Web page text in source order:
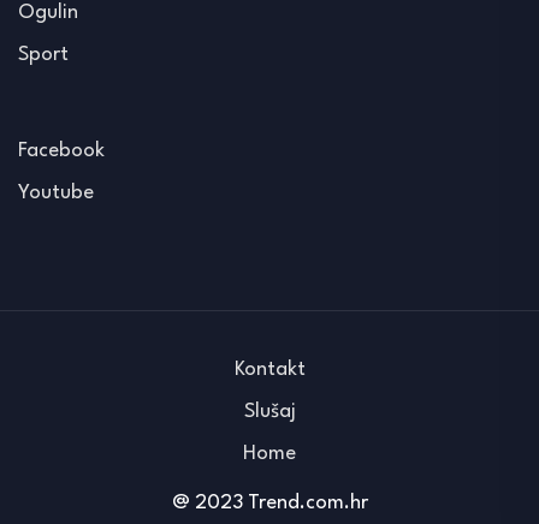
Ogulin
Sport
Facebook
Youtube
@ 2023 Trend.com.hr
Kontakt
Slušaj
Home